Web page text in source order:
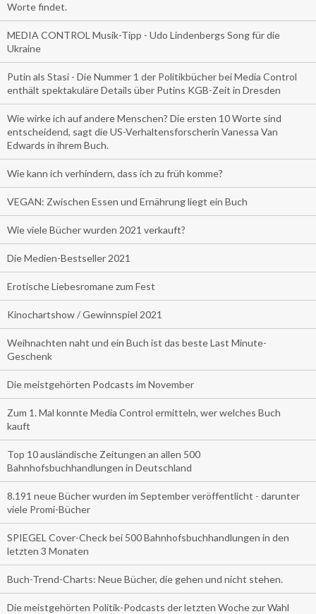
Worte findet.
MEDIA CONTROL Musik-Tipp - Udo Lindenbergs Song für die
Ukraine
Putin als Stasi - Die Nummer 1 der Politikbücher bei Media Control
enthält spektakuläre Details über Putins KGB-Zeit in Dresden
Wie wirke ich auf andere Menschen? Die ersten 10 Worte sind
entscheidend, sagt die US-Verhaltensforscherin Vanessa Van
Edwards in ihrem Buch.
Wie kann ich verhindern, dass ich zu früh komme?
VEGAN: Zwischen Essen und Ernährung liegt ein Buch
Wie viele Bücher wurden 2021 verkauft?
Die Medien-Bestseller 2021
Erotische Liebesromane zum Fest
Kinochartshow / Gewinnspiel 2021
Weihnachten naht und ein Buch ist das beste Last Minute-
Geschenk
Die meistgehörten Podcasts im November
Zum 1. Mal konnte Media Control ermitteln, wer welches Buch
kauft
Top 10 ausländische Zeitungen an allen 500
Bahnhofsbuchhandlungen in Deutschland
8.191 neue Bücher wurden im September veröffentlicht - darunter
viele Promi-Bücher
SPIEGEL Cover-Check bei 500 Bahnhofsbuchhandlungen in den
letzten 3 Monaten
Buch-Trend-Charts: Neue Bücher, die gehen und nicht stehen.
Die meistgehörten Politik-Podcasts der letzten Woche zur Wahl